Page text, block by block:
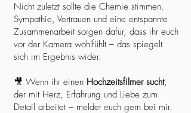
Nicht zuletzt sollte die Chemie stimmen.
Sympathie, Vertrauen und eine entspannte
Zusammenarbeit sorgen dafür, dass ihr euch
vor der Kamera wohlfühlt – das spiegelt
sich im Ergebnis wider.
🎥 Wenn ihr einen Hochzeitsfilmer sucht,
der mit Herz, Erfahrung und Liebe zum
Detail arbeitet – meldet euch gern bei mir.